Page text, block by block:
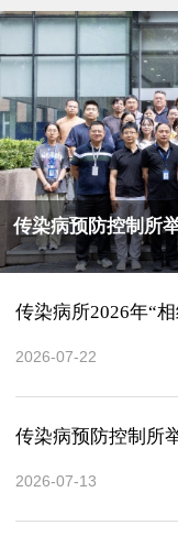
传染病预防控制所
传染病所2026年“相
2026-07-22
传染病预防控制所
2026-07-13